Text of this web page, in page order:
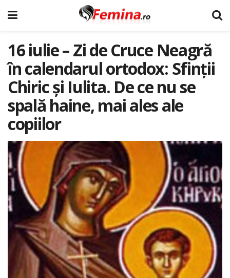
16 iulie – Zi de Cruce Neagră
în calendarul ortodox: Sfinții
Chiric și Iulita. De ce nu se
spală haine, mai ales ale
copiilor